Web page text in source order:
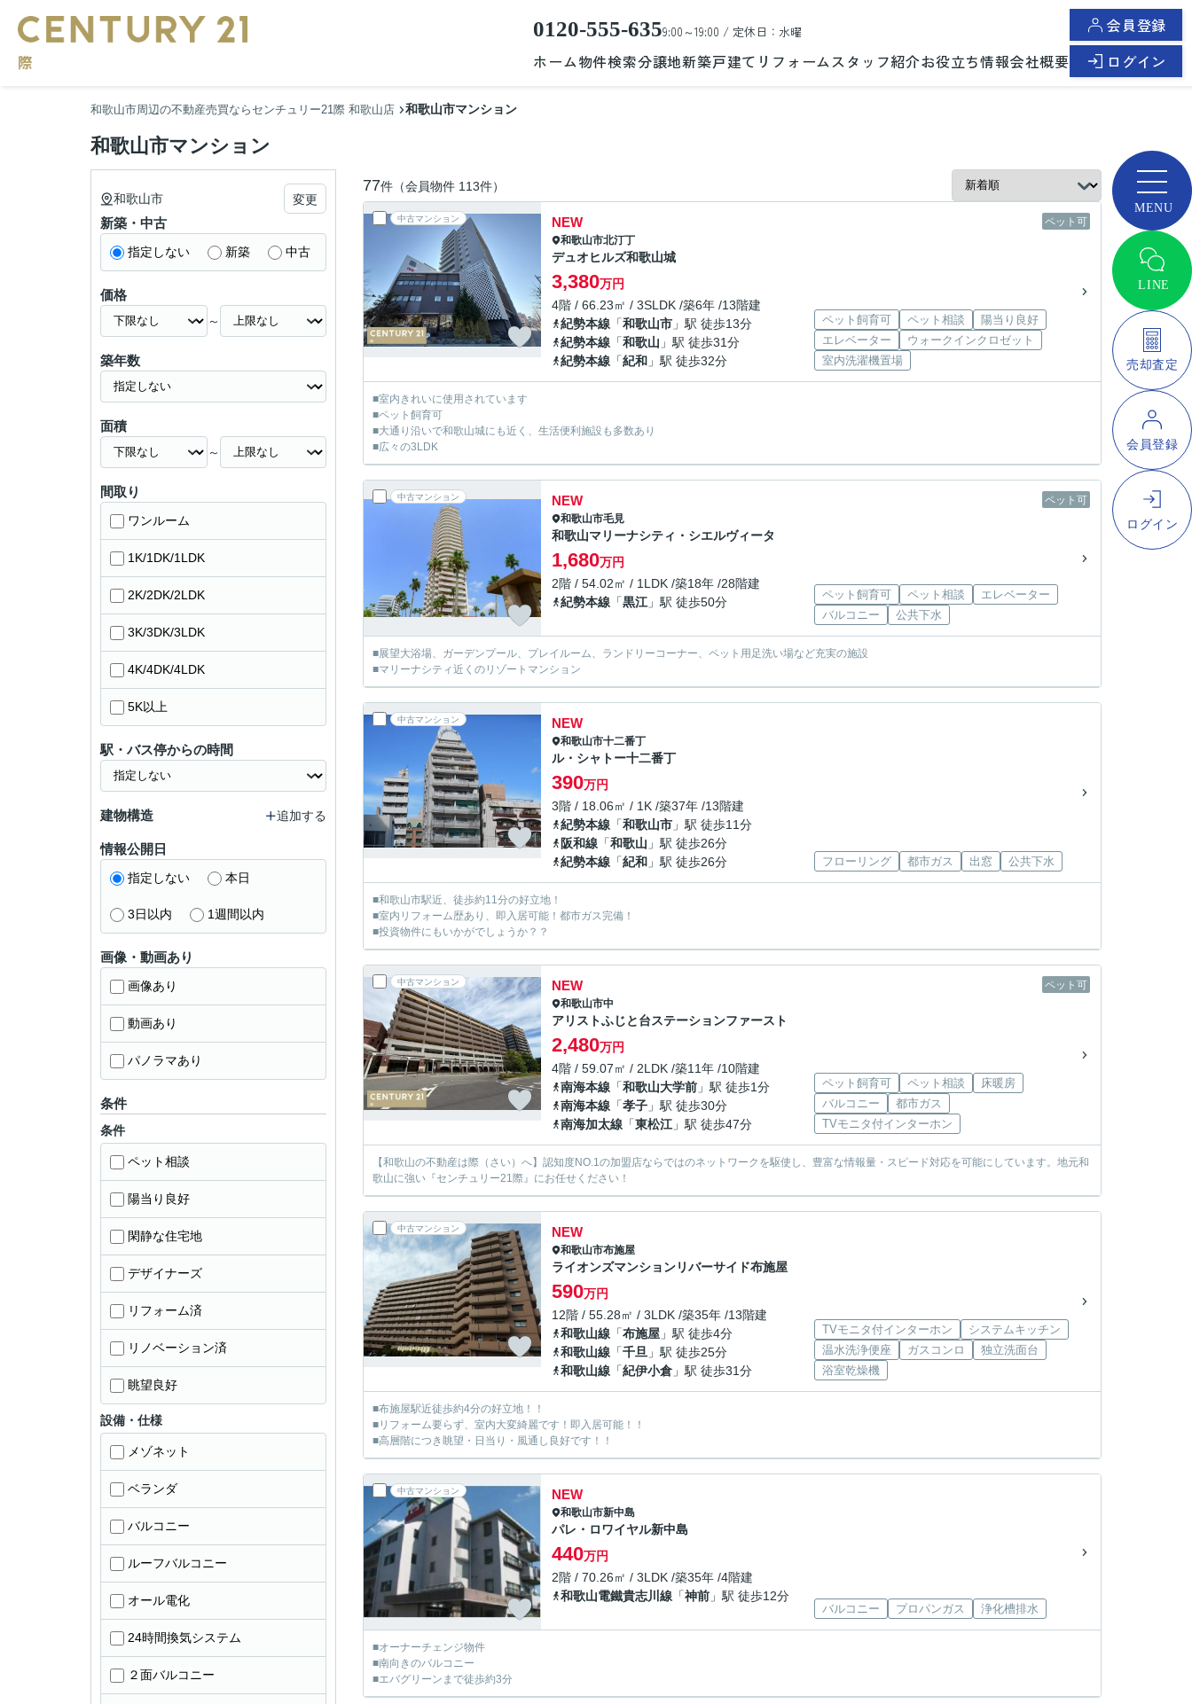
0120-555-6359:00～19:00 / 定休日：水曜
ホーム物件検索分譲地新築戸建て リフォーム スタッフ紹介お役立ち情報会社概要
会員登録
ログイン
和歌山市周辺の不動産売買ならセンチュリー21際 和歌山店 和歌山市マンション
和歌山市マンション
77件（会員物件 113件）
中古マンション ペット可
NEW
和歌山市北汀丁
デュオヒルズ和歌山城
3,380万円
4階 / 66.23㎡ / 3SLDK /築6年 /13階建
紀勢本線 「和歌山市 」駅 徒歩13分
紀勢本線 「和歌山 」駅 徒歩31分
紀勢本線 「紀和 」駅 徒歩32分
ペット飼育可 ペット相談
陽当り良好
エレベーター
ウォークインクロゼット
室内洗濯機置場
■室内きれいに使用されています
■ペット飼育可
■大通り沿いで和歌山城にも近く、生活便利施設も多数あり
■広々の3LDK
中古マンション ペット可
NEW
和歌山市毛見
和歌山マリーナシティ・シエルヴィータ
1,680万円
2階 / 54.02㎡ / 1LDK /築18年 /28階建
紀勢本線 「黒江 」駅 徒歩50分
ペット飼育可 ペット相談
エレベーター
バルコニー
公共下水
■展望大浴場、ガーデンプール、プレイルーム、ランドリーコーナー、ペット用足洗い場など充実の施設
■マリーナシティ近くのリゾートマンション
中古マンション NEW
和歌山市十二番丁
ル・シャトー十二番丁
390万円
3階 / 18.06㎡ / 1K /築37年 /13階建
紀勢本線 「和歌山市 」駅 徒歩11分
阪和線 「和歌山 」駅 徒歩26分
紀勢本線 「紀和 」駅 徒歩26分 フローリング 都市ガス 出窓 公共下水
■和歌山市駅近、徒歩約11分の好立地！
■室内リフォーム歴あり、即入居可能！都市ガス完備！
■投資物件にもいかがでしょうか？？
中古マンション ペット可
NEW
和歌山市中
アリストふじと台ステーションファースト
2,480万円
4階 / 59.07㎡ / 2LDK /築11年 /10階建
南海本線 「和歌山大学前 」駅 徒歩1分
南海本線 「孝子 」駅 徒歩30分
南海加太線 「東松江 」駅 徒歩47分
ペット飼育可 ペット相談
床暖房
バルコニー
都市ガス
TVモニタ付インターホン
【和歌山の不動産は際（さい）へ】認知度NO.1の加盟店ならではのネットワークを駆使し、豊富な情報量・スピード対応を可能にしています。地元和
歌山に強い『センチュリー21際』にお任せください！
中古マンション NEW
和歌山市布施屋
ライオンズマンションリバーサイド布施屋
590万円
12階 / 55.28㎡ / 3LDK /築35年 /13階建
和歌山線 「布施屋 」駅 徒歩4分
和歌山線 「千旦 」駅 徒歩25分
和歌山線 「紀伊小倉 」駅 徒歩31分
TVモニタ付インターホン
システムキッチン
温水洗浄便座
ガスコンロ
独立洗面台
浴室乾燥機
■布施屋駅近徒歩約4分の好立地！！
■リフォーム要らず、室内大変綺麗です！即入居可能！！
■高層階につき眺望・日当り・風通し良好です！！
中古マンション NEW
和歌山市新中島
パレ・ロワイヤル新中島
440万円
2階 / 70.26㎡ / 3LDK /築35年 /4階建
和歌山電鐵貴志川線 「神前 」駅 徒歩12分
バルコニー プロパンガス 浄化槽排水
■オーナーチェンジ物件
■南向きのバルコニー
■エバグリーンまで徒歩約3分
和歌山市 変更
新築・中古
指定しない 新築 中古
価格
～
築年数
面積
～
間取り
ワンルーム
1K/1DK/1LDK
2K/2DK/2LDK
3K/3DK/3LDK
4K/4DK/4LDK
5K以上
駅・バス停からの時間
建物構造 追加する
情報公開日
指定しない 本日
3日以内 1週間以内
画像・動画あり
画像あり
動画あり
パノラマあり
条件
条件
ペット相談
陽当り良好
閑静な住宅地
デザイナーズ
リフォーム済
リノベーション済
眺望良好
設備・仕様
メゾネット
ベランダ
バルコニー
ルーフバルコニー
オール電化
24時間換気システム
２面バルコニー